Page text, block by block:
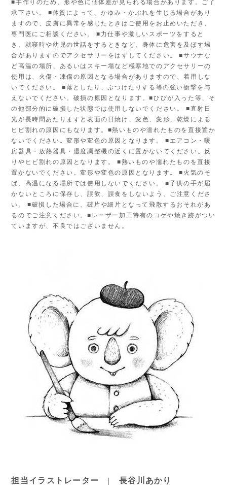
■手作りのため、形や色に個体差が見られる場合があります。ご了
承下さい。 ■体質によって、かゆみ・かぶれを生じる場合があり
ますので、皮膚に異常を感じたときはご使用をお止めいただき、
専門医にご相談ください。 ■力仕事や激しいスポーツをすると
き、就寝時や幼児の世話をするときなど、身体に危害を及ぼす場
合がありますのでアクセサリーをはずしてください。 ■サウナな
ど高温の場所、あるいはスキー場など極寒地でのアクセサリーの
使用は、火傷・凍傷の原因となる場合がありますので、着用しな
いでください。 ■落としたり、ぶつけたりする等の強い衝撃を与
えないでください。破損の原因となります。■ひびが入った等、そ
の他部分的に破損した状態では使用しないでください。 ■直射日
光が長時間あたりますと表面の日焼け、変色、変形、乾燥による
ヒビ割れの原因にもなります。■熱いものや濡れたものを直接置か
ないでください。変形や変色の原因となります。 ■エアコン・暖
房器具・放熱器具・湿度調整機の近くに置かないでください。反
りやヒビ割れの原因となります。 ■熱いものや濡れたものを直接
置かないでください。変形や変色の原因となります。 ■火気のそ
ば、高温になる場所では使用しないでください。 ■子供の手が届
かないところに保存し、誤飲、誤食をしないよう、ご注意くださ
い。 ■破損した場合に、破片や細片となって飛散するおそれがあ
るのでご注意ください。■レーザー加工特有のコゲや焼き跡がつい
ていますが、不良ではございません。
担当イラストレーター | 長谷川あかり